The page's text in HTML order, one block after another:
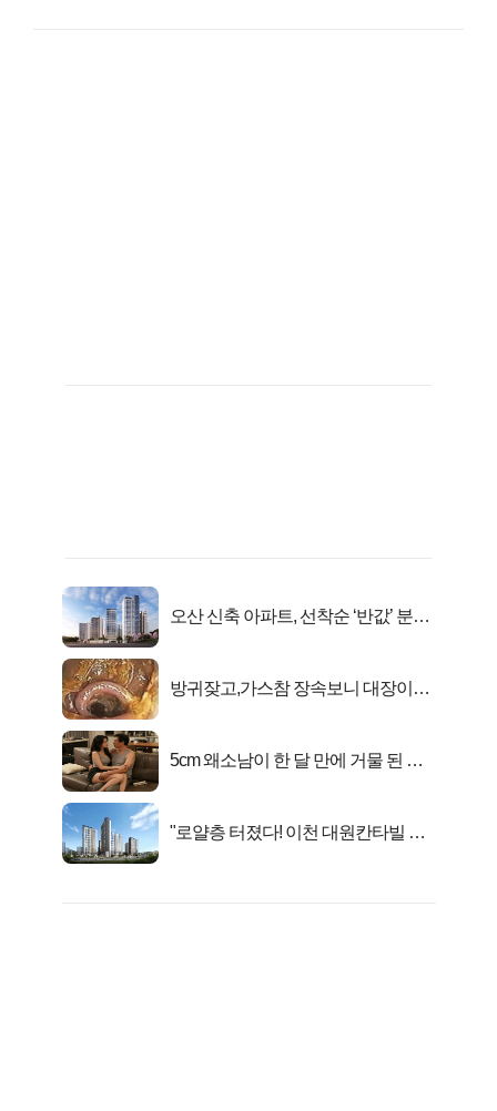
오산 신축 아파트, 선착순 ‘반값’ 분양
방귀잦고,가스참 장속보니 대장이아
5cm 왜소남이 한 달 만에 거물 된 사
"로얄층 터졌다! 이천 대원칸타빌 잔